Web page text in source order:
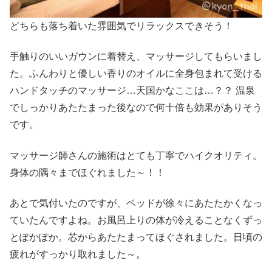
どちらも落ち着いた雰囲気でリラックスできそう！
手触りのいいガウンに着替え、マッサージしてもらいまし
た。ふんわりと優しい香りのオイルに全身包まれて受ける
ハンドタッチのマッサージ…天国かなここは…？？ 温泉
でしっかりあたたまった後なので何十倍も効果がありそう
です。
マッサージ師さんの施術はとても丁寧でハイクオリティ。
身体の隅々までほぐれました～！！
あとで気付いたのですが、ベッドが徐々にあたたかくなっ
ていたんですよね。お風呂上りの体が冷えることなくずっ
とぽかぽか。芯からあたたまってほぐされました。日頃の
疲れがすっかり取れました～。